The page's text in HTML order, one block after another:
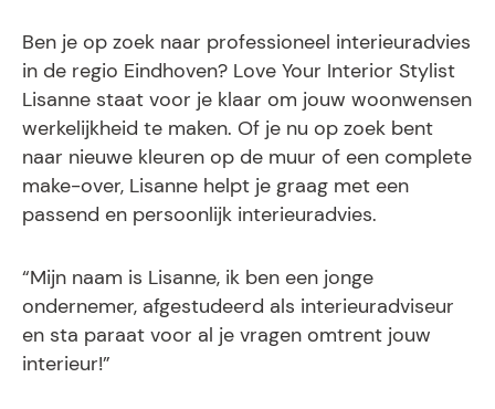
Ben je op zoek naar professioneel interieuradvies
in de regio Eindhoven? Love Your Interior Stylist
Lisanne staat voor je klaar om jouw woonwensen
werkelijkheid te maken. Of je nu op zoek bent
naar nieuwe kleuren op de muur of een complete
make-over, Lisanne helpt je graag met een
passend en persoonlijk interieuradvies.
“Mijn naam is Lisanne, ik ben een jonge
ondernemer, afgestudeerd als interieuradviseur
en sta paraat voor al je vragen omtrent jouw
interieur!”